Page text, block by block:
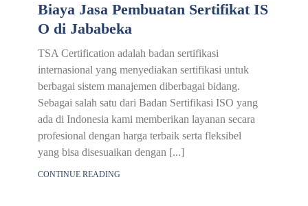
Biaya Jasa Pembuatan Sertifikat IS
O di Jababeka
TSA Certification adalah badan sertifikasi
internasional yang menyediakan sertifikasi untuk
berbagai sistem manajemen diberbagai bidang.
Sebagai salah satu dari Badan Sertifikasi ISO yang
ada di Indonesia kami memberikan layanan secara
profesional dengan harga terbaik serta fleksibel
yang bisa disesuaikan dengan [...]
CONTINUE READING